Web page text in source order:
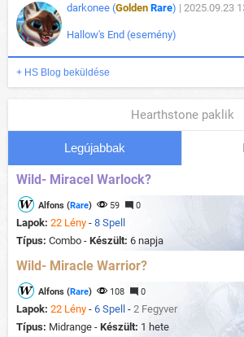
darkonee (Golden Rare) | 2025.09.23
Hallow's End (esemény)
+ HS Blog beküldése
Hearthstone paklik
Legújabbak
Wild- Miracel Warlock?
Alfons (Rare) 59 0
Lapok: 22 Lény - 8 Spell
Típus: Combo - Készült: 6 napja
Wild- Miracle Warrior?
Alfons (Rare) 108 0
Lapok: 22 Lény - 6 Spell - 2 Fegyver
Típus: Midrange - Készült: 1 hete